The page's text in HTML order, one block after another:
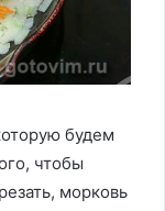
будем
чтобы
морковь